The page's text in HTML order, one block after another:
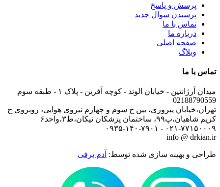
پرسش و پاسخ
پرسیدن سوال جدید
تماس با ما
درباره ما
صفحه اصلی
وبلاگ
تماس با ما
میدان آرژانتین - خیابان الوند - کوچه آفرین - پلاک ۱ - طبقه سوم
02188790559
تهران،خیابان پیروزی، بین خ سوم و چهارم نیروی هوایی، روبروی خ
کریم شاهیان،پ۹۹، ساختمان پزشکان نیکان،ط۳،واحد۶
۰۲۱-۷۷۱۵۰۰۰۹ - ۰۹۳۵-۱۴۰-۷۹۰۱
info @ drkian.ir
طراحی و بهینه سازی شده توسط: آدم برفی